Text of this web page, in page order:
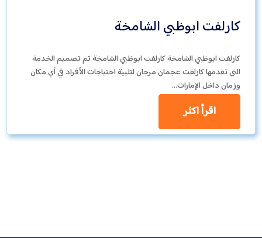
كارلفت ابوظبي الشامخة
كارلفت ابوظبي الشامخة كارلفت ابوظبي الشامخة تم تصميم الخدمة
التي تقدمها كارلفت عجمان مرجان لتلبية احتياجات الأفراد في أي مكان
وزمان داخل الإمارات…
اقرأ اكثر